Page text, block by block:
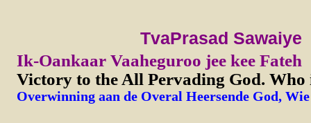
TvaPrasad Sawaiye
Ik-Oankaar Vaaheguroo jee kee Fateh
Victory to the All Pervading God. Who
Overwinning aan de Overal Heersende God,